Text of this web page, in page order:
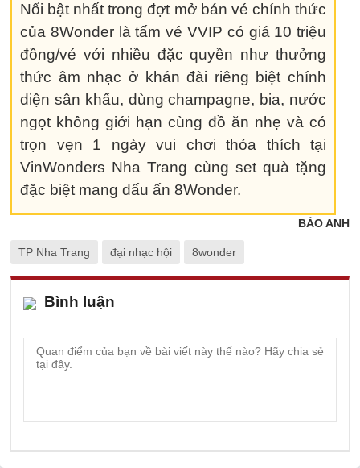
Nổi bật nhất trong đợt mở bán vé chính thức
của 8Wonder là tấm vé VVIP có giá 10 triệu
đồng/vé với nhiều đặc quyền như thưởng
thức âm nhạc ở khán đài riêng biệt chính
diện sân khấu, dùng champagne, bia, nước
ngọt không giới hạn cùng đồ ăn nhẹ và có
trọn vẹn 1 ngày vui chơi thỏa thích tại
VinWonders Nha Trang cùng set quà tặng
đặc biệt mang dấu ấn 8Wonder.
BẢO ANH
TP Nha Trang đại nhạc hội 8wonder
Bình luận